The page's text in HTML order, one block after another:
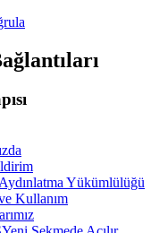
Yükümlülüğü
Kullanım